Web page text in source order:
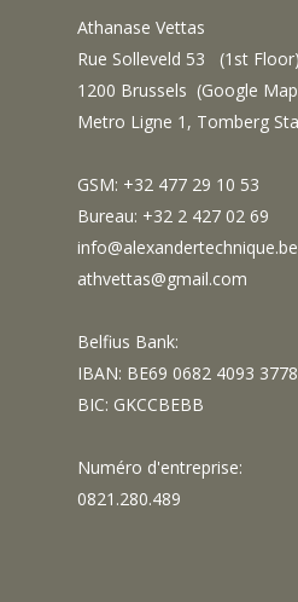
Athanase Vettas
Rue Solleveld 53 (1st Floor)
1200 Brussels (Google
Metro Ligne 1, Tomberg
GSM: +32 477 29 10 53
Bureau: +32 2 427 02 69
info@alexandertechnique.be
athvettas@gmail.com
Belfius Bank:
IBAN: BE69 0682 4093 3778
BIC: GKCCBEBB
Numéro d'entreprise:
0821.280.489